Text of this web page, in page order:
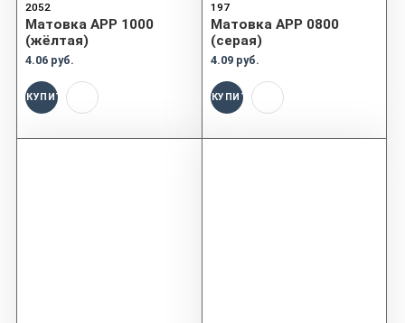
2052
Матовка APP 1000
(жёлтая)
4.06 руб.
КУПИТЬ
197
Матовка APP 0800
(серая)
4.09 руб.
КУПИТЬ